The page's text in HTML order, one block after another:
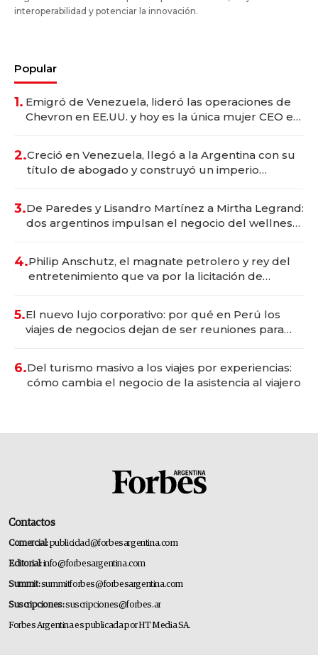
interoperabilidad y potenciar la innovación.
Popular
1. Emigró de Venezuela, lideró las operaciones de
Chevron en EE.UU. y hoy es la única mujer CEO en
2.Creció en Venezuela, llegó a la Argentina con su
título de abogado y construyó un imperio
3.De Paredes y Lisandro Martínez a Mirtha Legrand:
dos argentinos impulsan el negocio del wellness
4.Philip Anschutz, el magnate petrolero y rey del
entretenimiento que va por la licitación de
5.El nuevo lujo corporativo: por qué en Perú los
viajes de negocios dejan de ser reuniones para
6.Del turismo masivo a los viajes por experiencias:
cómo cambia el negocio de la asistencia al viajero
Contactos
Comercial:publicidad@forbesargentina.com
Editorial:info@forbesargentina.com
Summit:summitforbes@forbesargentina.com
Suscripciones:suscripciones@forbes.ar
Forbes Argentina es publicada por HT Media SA.